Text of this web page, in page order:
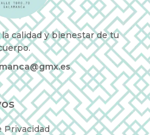
calidad y bienestar de tu
Privacidad